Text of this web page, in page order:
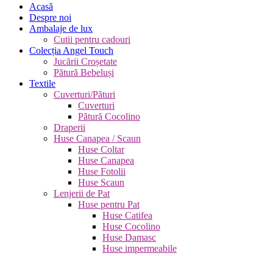
Acasă
Despre noi
Ambalaje de lux
Cutii pentru cadouri
Colecția Angel Touch
Jucării Croșetate
Pătură Bebeluși
Textile
Cuverturi/Pături
Cuverturi
Pătură Cocolino
Draperii
Huse Canapea / Scaun
Huse Coltar
Huse Canapea
Huse Fotolii
Huse Scaun
Lenjerii de Pat
Huse pentru Pat
Huse Catifea
Huse Cocolino
Huse Damasc
Huse impermeabile